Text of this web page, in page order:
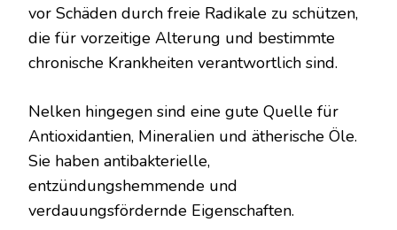
vor Schäden durch freie Radikale zu schützen,
die für vorzeitige Alterung und bestimmte
chronische Krankheiten verantwortlich sind.
Nelken hingegen sind eine gute Quelle für
Antioxidantien, Mineralien und ätherische Öle.
Sie haben antibakterielle,
entzündungshemmende und
verdauungsfördernde Eigenschaften.